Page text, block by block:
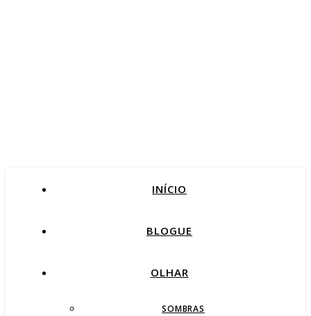
INÍCIO
BLOGUE
OLHAR
SOMBRAS